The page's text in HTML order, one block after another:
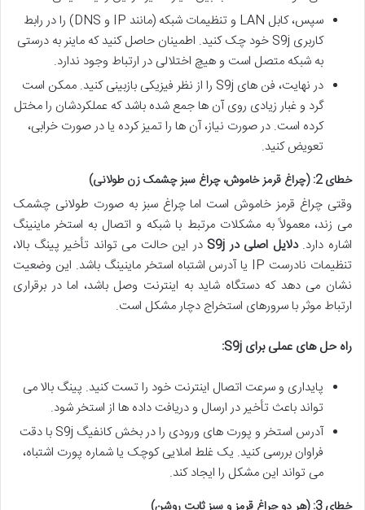
سپس، کابل LAN و تنظیمات شبکه (مانند IP و DNS) را در رابط
کاربری S9j خود چک کنید. اطمینان حاصل کنید که ماینر به درستی
به شبکه متصل است و هیچ اختلالی در ارتباط وجود ندارد.
در نهایت، فن های S9j را از نظر فیزیکی بازبینی کنید. ممکن است
گرد و غبار زیادی روی آن ها جمع شده باشد که عملکردشان را مختل
کرده است. در صورت نیاز، آن ها را تمیز کرده یا در صورت خرابی،
تعویض کنید.
خطای 2: (چراغ قرمز خاموش، چراغ سبز چشمک زن طولانی)
وقتی چراغ قرمز خاموش است اما چراغ سبز به صورت طولانی چشمک
می زند، معمولاً به مشکلات مرتبط با شبکه و اتصال به استخر ماینینگ
اشاره دارد.دلایل اصلی در S9j
در این حالت می تواند تأخیر پینگ بالا،
تنظیمات نادرست IP یا آدرس اشتباه استخر ماینینگ باشد. این وضعیت
نشان می دهد که دستگاه شاید به اینترنت وصل باشد، اما در برقراری
ارتباط موثر با سرورهای استخراج دچار مشکل است.
راه حل های عملی برای S9j:
پایداری و سرعت اتصال اینترنت خود را تست کنید. پینگ بالا می
تواند باعث تأخیر در ارسال و دریافت داده ها از استخر شود.
آدرس استخر و پورت های ورودی را در بخش کانفیگ S9j با دقت
فراوان بررسی کنید. یک غلط املایی کوچک یا شماره پورت اشتباه،
می تواند این مشکل را ایجاد کند.